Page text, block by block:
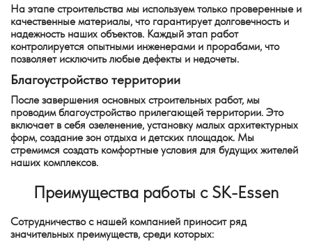
На этапе строительства мы используем только проверенные и
качественные материалы, что гарантирует долговечность и
надежность наших объектов. Каждый этап работ
контролируется опытными инженерами и прорабами, что
позволяет исключить любые дефекты и недочеты.
Благоустройство территории
После завершения основных строительных работ, мы
проводим благоустройство прилегающей территории. Это
включает в себя озеленение, установку малых архитектурных
форм, создание зон отдыха и детских площадок. Мы
стремимся создать комфортные условия для будущих жителей
наших комплексов.
Преимущества работы с SK-Essen
Сотрудничество с нашей компанией приносит ряд
значительных преимуществ, среди которых: